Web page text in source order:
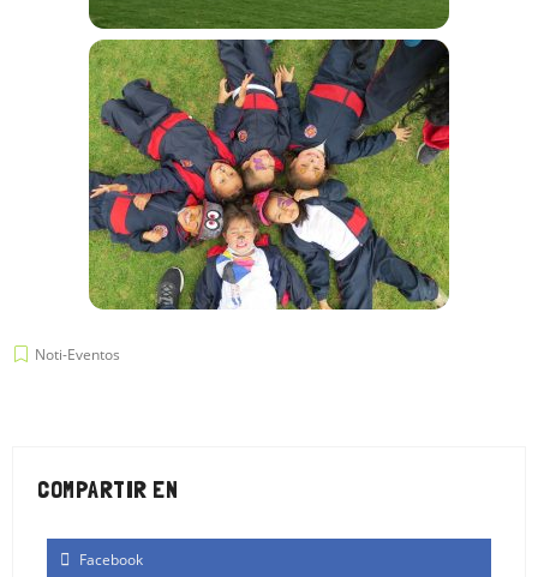
Noti-Eventos
COMPARTIR EN
Facebook